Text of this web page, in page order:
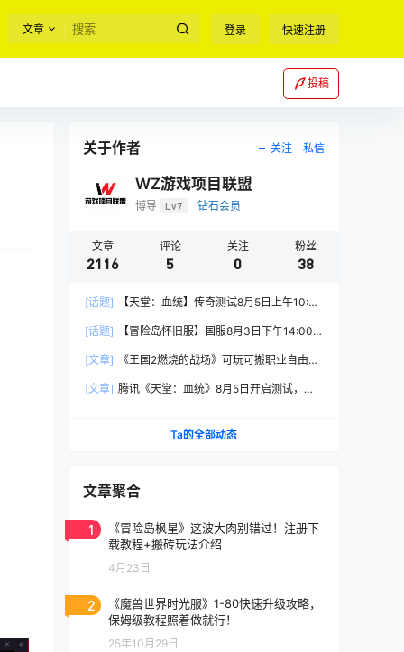
文章 登录 快速注册
投稿
关于作者 关注 私信
WZ游戏项目联盟
博导 Lv7 钻石会员
文章
2116
评论
5
关注
0
粉丝
38
[话题]
【天堂：血统】传奇测试8月5日上午10:00
[话题]
【冒险岛怀旧服】国服8月3日下午14:00
[文章]
《王国2燃烧的战场》可玩可搬职业自由，
[文章] 腾讯《天堂：血统》8月5日开启测试，
Ta的全部动态
文章聚合
1
《冒险岛枫星》这波大肉别错过！注册下
载教程+搬砖玩法介绍
4月23日
2
《魔兽世界时光服》1-80快速升级攻略，
保姆级教程照着做就行！
25年10月29日